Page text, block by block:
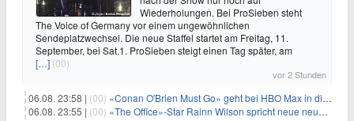
Wiederholungen. Bei ProSieben steht
The Voice of Germany vor einem ungewöhnlichen
Sendeplatzwechsel. Die neue Staffel startet am Freitag, 11.
September, bei Sat.1. ProSieben steigt einen Tag später, am
[…] (00)
vor 2 Stunden
06.08. 23:58 | (00) «Conan O'Brien Must Go» geht bei HBO Max in die dritte Runde
06.08. 23:55 | (00) «The Office»-Star Rainn Wilson spricht neue neuseeländische Serie «Settling»